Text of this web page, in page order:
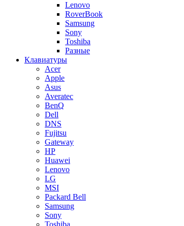
Lenovo
RoverBook
Samsung
Sony
Toshiba
Разные
Клавиатуры
Acer
Apple
Asus
Averatec
BenQ
Dell
DNS
Fujitsu
Gateway
HP
Huawei
Lenovo
LG
MSI
Packard Bell
Samsung
Sony
Toshiba